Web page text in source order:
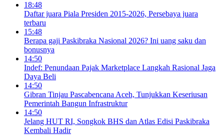
18:48
Daftar juara Piala Presiden 2015-2026, Persebaya juara
terbaru
15:48
Berapa gaji Paskibraka Nasional 2026? Ini uang saku dan
bonusnya
14:50
Indef: Penundaan Pajak Marketplace Langkah Rasional Jaga
Daya Beli
14:50
Gibran Tinjau Pascabencana Aceh, Tunjukkan Keseriusan
Pemerintah Bangun Infrastruktur
14:50
Jelang HUT RI, Songkok BHS dan Atlas Edisi Paskibraka
Kembali Hadir